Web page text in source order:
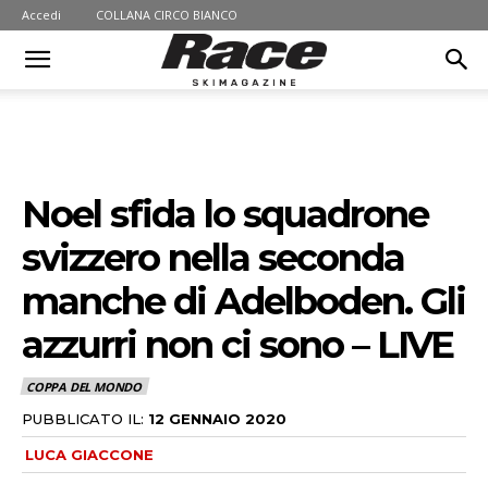
Accedi COLLANA CIRCO BIANCO
Noel sfida lo squadrone
svizzero nella seconda
manche di Adelboden. Gli
azzurri non ci sono – LIVE
COPPA DEL MONDO
PUBBLICATO IL: 12 GENNAIO 2020
LUCA GIACCONE